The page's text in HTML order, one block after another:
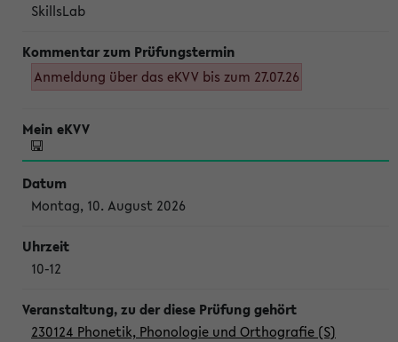
SkillsLab
Anmeldung über das eKVV bis zum 27.07.26
Montag, 10. August 2026
10-12
230124 Phonetik, Phonologie und Orthografie (S)